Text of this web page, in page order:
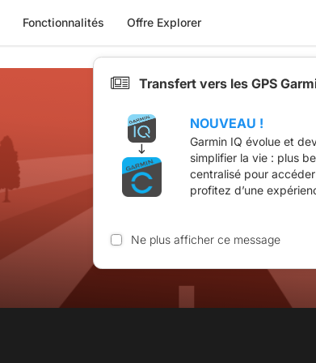
Fonctionnalités Offre Explorer
Transfert vers les GPS
NOUVEAU !
Garmin IQ évolue et
simplifier la vie : plus
centralisé pour
profitez d’une
Ne plus afficher ce message